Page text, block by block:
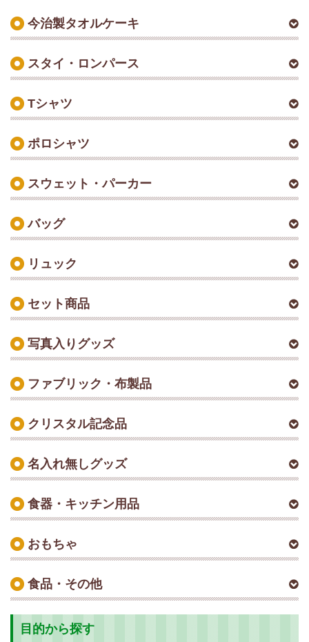
今治製タオルケーキ
スタイ・ロンパース
Tシャツ
ポロシャツ
スウェット・パーカー
バッグ
リュック
セット商品
写真入りグッズ
ファブリック・布製品
クリスタル記念品
名入れ無しグッズ
食器・キッチン用品
おもちゃ
食品・その他
目的から探す